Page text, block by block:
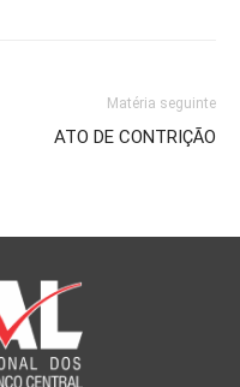
Matéria seguinte
ATO DE CONTRIÇÃO